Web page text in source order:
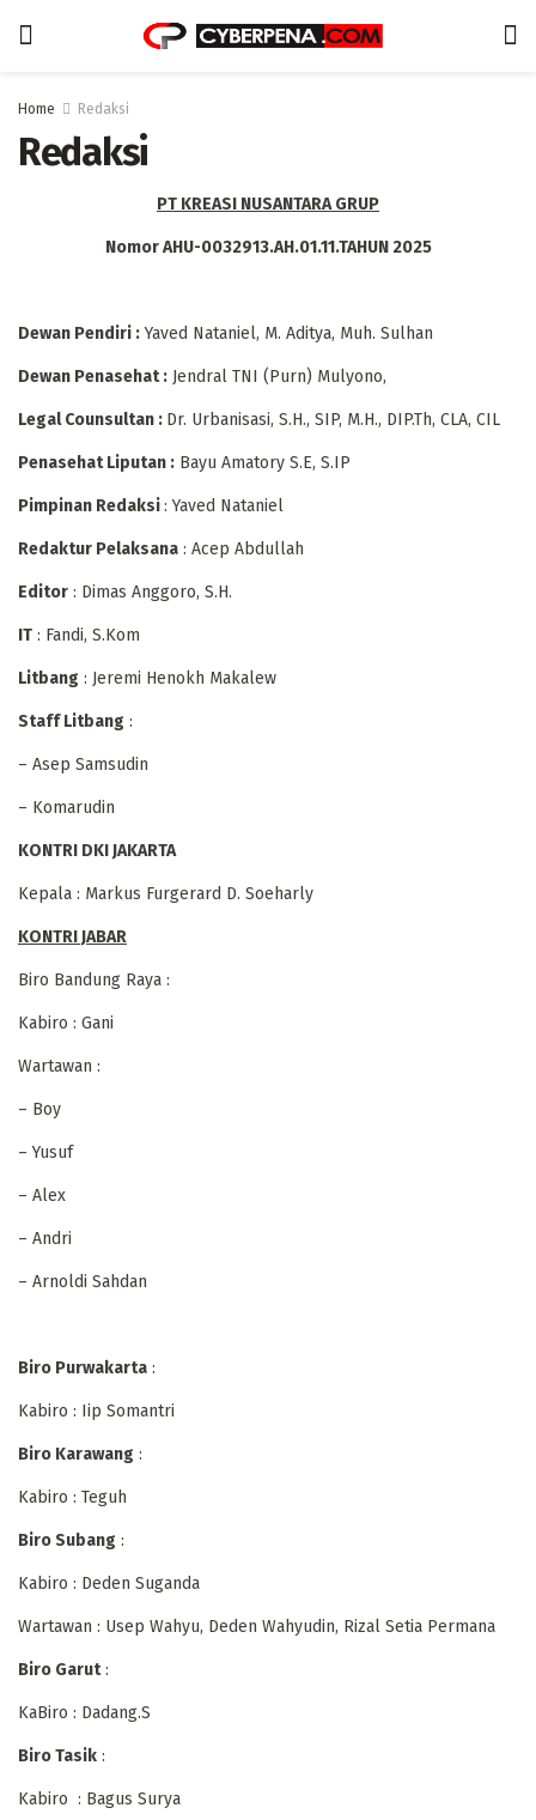
Home Redaksi
Redaksi
PT KREASI NUSANTARA GRUP
Nomor AHU-0032913.AH.01.11.TAHUN 2025
Dewan Pendiri :Yaved Nataniel, M. Aditya, Muh. Sulhan
Dewan Penasehat : Jendral TNI (Purn) Mulyono,
Legal Counsultan : Dr. Urbanisasi, S.H., SIP, M.H., DIP.Th, CLA, CIL
Penasehat Liputan : Bayu Amatory S.E, S.IP
Pimpinan Redaksi: Yaved Nataniel
Redaktur Pelaksana : Acep Abdullah
Editor : Dimas Anggoro, S.H.
IT : Fandi, S.Kom
Litbang : Jeremi Henokh Makalew
Staff Litbang :
– Asep Samsudin
– Komarudin
KONTRI DKI JAKARTA
Kepala : Markus Furgerard D. Soeharly
KONTRI JABAR
Biro Bandung Raya :
Kabiro : Gani
Wartawan :
– Boy
– Yusuf
– Alex
– Andri
– Arnoldi Sahdan
Biro Purwakarta :
Kabiro : Iip Somantri
Biro Karawang :
Kabiro : Teguh
Biro Subang :
Kabiro : Deden Suganda
Wartawan : Usep Wahyu, Deden Wahyudin, Rizal Setia Permana
Biro Garut:
KaBiro : Dadang.S
Biro Tasik :
Kabiro : Bagus Surya